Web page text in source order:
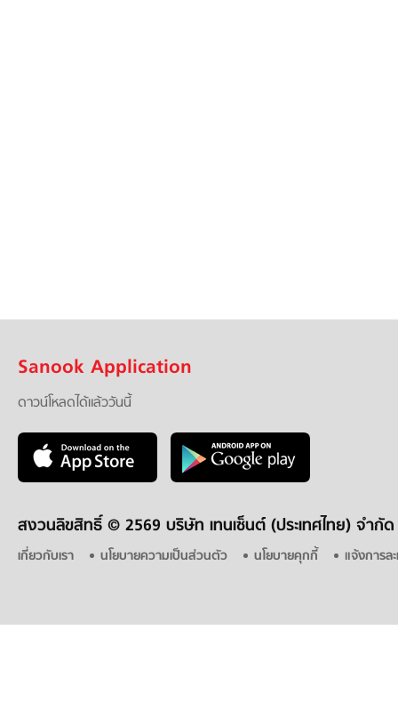
Sanook Application
ดาวน์โหลดได้แล้ววันนี้
สงวนลิขสิทธิ์ © 2569 บริษัท เทนเซ็นต์ (ประเทศไทย) จำกัด
เกี่ยวกับเรา นโยบายความเป็นส่วนตัว นโยบายคุกกี้ แจ้งการล